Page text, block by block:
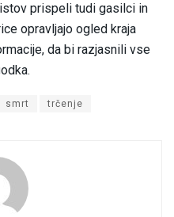
prispeli tudi gasilci in
opravljajo ogled kraja
da bi razjasnili vse
smrt trčenje